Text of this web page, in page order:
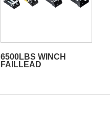
6500LBS WINCH
FAILLEAD